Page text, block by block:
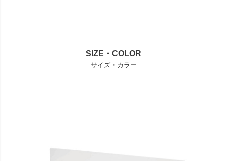
SIZE・COLOR
サイズ・カラー